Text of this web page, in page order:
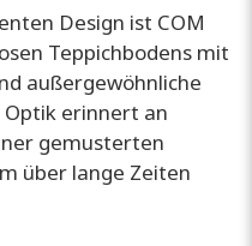
Design ist COM
Teppichbodens mit
außergewöhnliche
Optik erinnert an
gemusterten
über lange Zeiten